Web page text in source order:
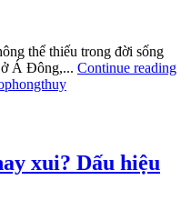
thể thiếu trong đời sống
ở Á Đông,... Continue reading
xui? Dấu hiệu